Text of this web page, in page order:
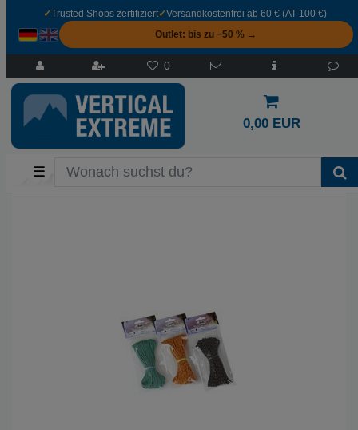
✓Trusted Shops zertifiziert✓Versandkostenfrei ab 60 € (AT 100 €)
Outlet: bis zu −50 % →
0
0,00 EUR
☰